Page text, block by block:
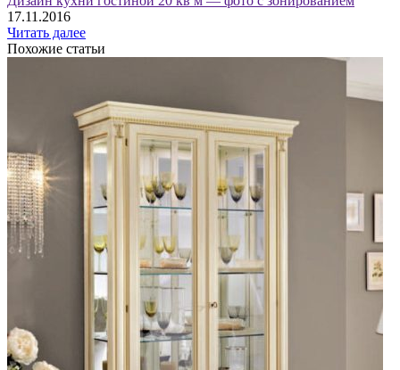
17.11.2016
Читать далее
Похожие статьи